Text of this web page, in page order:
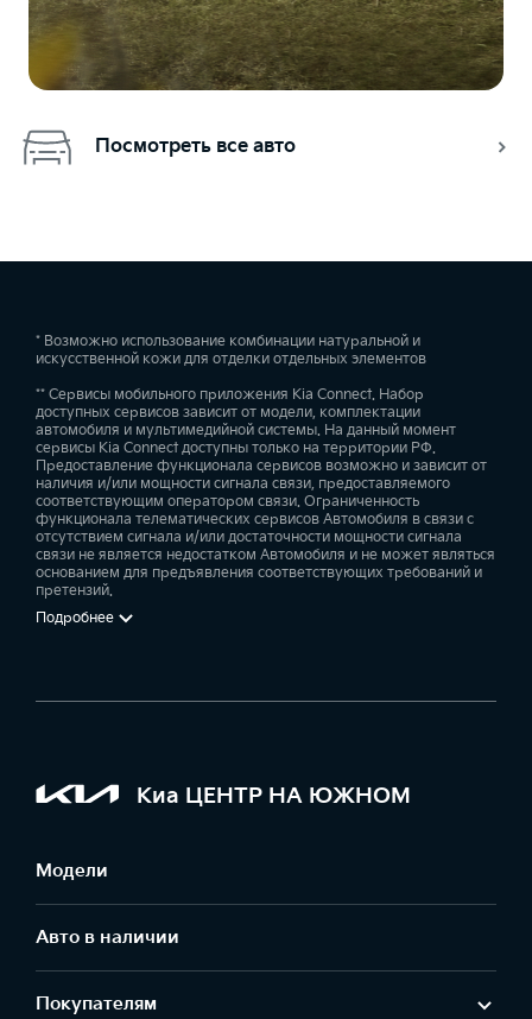
Посмотреть все авто
* Возможно использование комбинации натуральной и
искусственной кожи для отделки отдельных элементов
** Сервисы мобильного приложения Kia Connect. Набор
доступных сервисов зависит от модели, комплектации
автомобиля и мультимедийной системы. На данный момент
сервисы Kia Connect доступны только на территории РФ.
Предоставление функционала сервисов возможно и зависит от
наличия и/или мощности сигнала связи, предоставляемого
соответствующим оператором связи. Ограниченность
функционала телематических сервисов Автомобиля в связи с
отсутствием сигнала и/или достаточности мощности сигнала
связи не является недостатком Автомобиля и не может являться
основанием для предъявления соответствующих требований и
претензий.
Подробнее
Киа ЦЕНТР НА ЮЖНОМ
Модели
Авто в наличии
Покупателям